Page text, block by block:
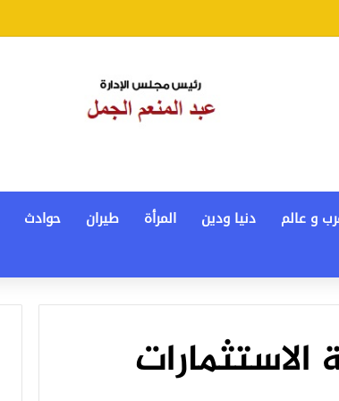
و عالم دنيا ودين المرأة طيران حوادث
الاستثمارات